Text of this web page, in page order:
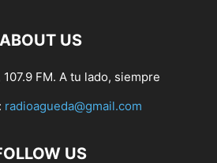
ABOUT US
107.9 FM. A tu lado, siempre
radioagueda@gmail.com
US